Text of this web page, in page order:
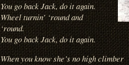
You go back Jack, do it again.
Wheel turnin’ ‘round and
‘round.
You go back Jack, do it again.
When you know she’s no high climber